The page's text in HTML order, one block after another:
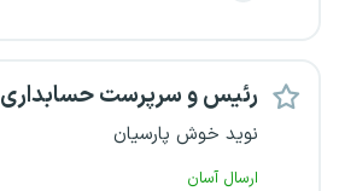
رئیس و سرپرست حسابداری
نوید خوش پارسیان
ارسال آسان